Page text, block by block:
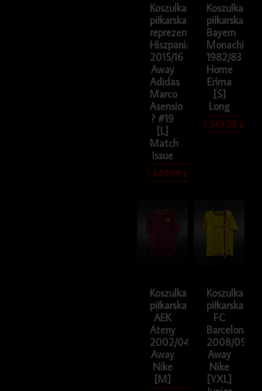
Koszulka
piłkarska
reprezentacji
Hiszpania
2015/16
Away
Adidas
Marco
Asensio
? #19
[L]
Match
Issue
649.99zł
Koszulka
piłkarska
Bayern
Monachium
1982/83
Home
Erima
[S]
Long
549.99zł
Koszulka
piłkarska
AEK
Ateny
2002/04
Away
Nike
[M]
Koszulka
piłkarska
FC
Barcelona
2008/09
Away
Nike
[YXL]